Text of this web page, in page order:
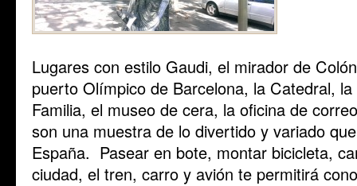
Lugares con estilo Gaudi, el mirador de
puerto Olímpico de Barcelona, la Catedral,
Familia, el museo de cera, la oficina de
son una muestra de lo divertido y variado
España. Pasear en bote, montar bicicleta,
ciudad, el tren, carro y avión te permitirá